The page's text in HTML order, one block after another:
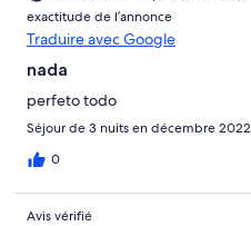
exactitude de l’annonce
Traduire avec Google
nada
perfeto todo
Séjour de 3 nuits en décembre 2022
0
Avis vérifié